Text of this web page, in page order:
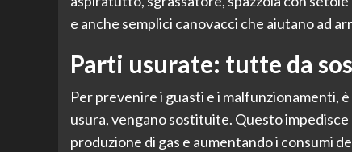
e anche semplici canovacci che aiutano ad
Parti usurate: tutte da
Per prevenire i guasti e i malfunzionamenti,
usura, vengano sostituite. Questo
produzione di gas e aumentando i consumi